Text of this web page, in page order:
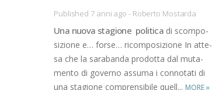
Published 7 anni ago - Roberto Mostarda
Una nuo­va sta­gio­ne po­li­ti­ca di scom­po­
si­zio­ne e… for­se… ri­com­po­si­zio­ne In at­te­
sa che la sa­ra­ban­da pro­dot­ta dal mu­ta­
men­to di go­ver­no as­su­ma i con­no­ta­ti di
una sta­gio­ne com­pren­si­bi­le quel­l... MORE»